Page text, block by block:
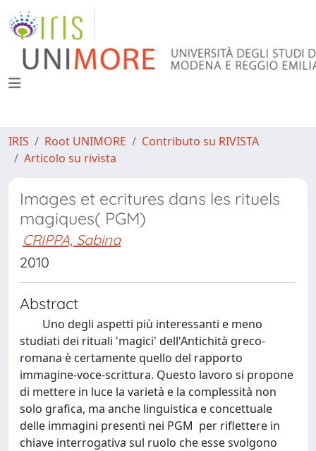
IRIS Root UNIMORE
Contributo su RIVISTA
Articolo su rivista
Images et ecritures dans les rituels
magiques( PGM)
CRIPPA, Sabina
2010
Abstract
Uno degli aspetti più interessanti e meno
studiati dei rituali 'magici' dell'Antichità greco-
romana è certamente quello del rapporto
immagine-voce-scrittura. Questo lavoro si propone
di mettere in luce la varietà e la complessità non
solo grafica, ma anche linguistica e concettuale
delle immagini presenti nei PGM per riflettere in
chiave interrogativa sul ruolo che esse svolgono